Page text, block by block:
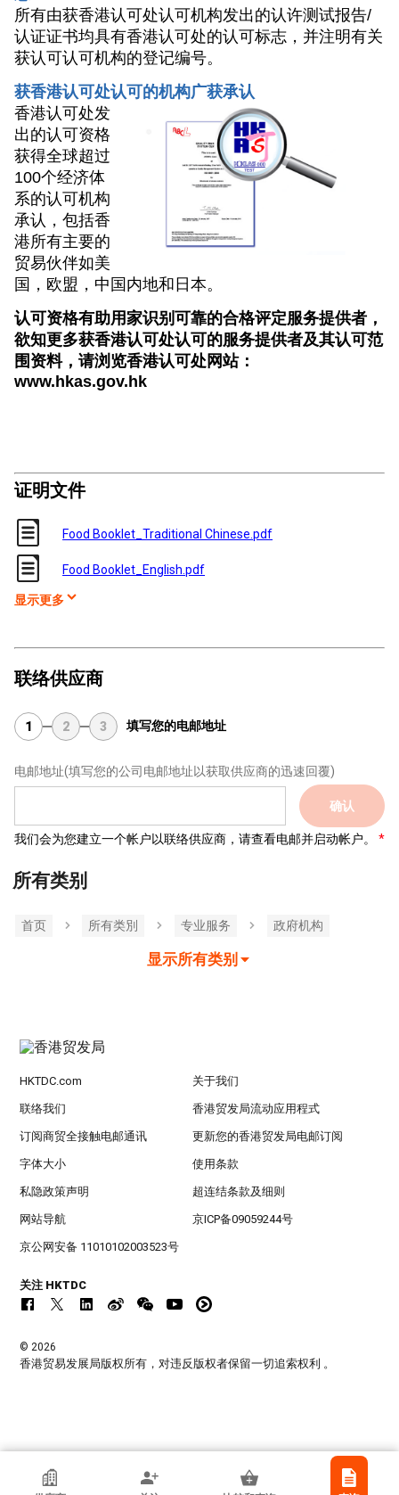
所有由获香港认可处认可机构发出的认许测试报告/
认证证书均具有香港认可处的认可标志，并注明有关
获认可认可机构的登记编号。
获香港认可处认可的机构广获承认
香港认可处发
出的认可资格
获得全球超过
100个经济体
系的认可机构
承认，包括香
港所有主要的
贸易伙伴如美
国，欧盟，中国内地和日本。
认可资格有助用家识别可靠的合格评定服务提供者，
欲知更多获香港认可处认可的服务提供者及其认可范
围资料，请浏览香港认可处网站：
www.hkas.gov.hk
证明文件
Food Booklet_Traditional Chinese.pdf
Food Booklet_English.pdf
显示更多
联络供应商
1 2 3 填写您的电邮地址
电邮地址(填写您的公司电邮地址以获取供应商的迅速回覆)
确认
我们会为您建立一个帐户以联络供应商，请查看电邮并启动帐户。
所有类别
首页 所有类別 专业服务 政府机构
显示所有类别
香港贸发局参展商
HKTDC.com 关于我们
联络我们 香港贸发局流动应用程式
订阅商贸全接触电邮通讯 更新您的香港贸发局电邮订阅
字体大小 使用条款
私隐政策声明 超连结条款及细则
网站导航 京ICP备09059244号
京公网安备 11010102003523号
关注 HKTDC
© 2026
香港贸易发展局版权所有，对违反版权者保留一切追索权利 。